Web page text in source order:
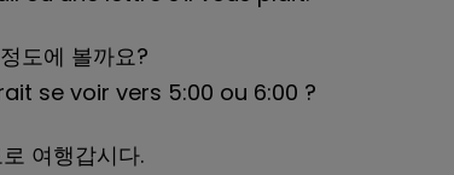
도에 볼까요?
se voir vers 5:00 ou 6:00 ?
여행갑시다.